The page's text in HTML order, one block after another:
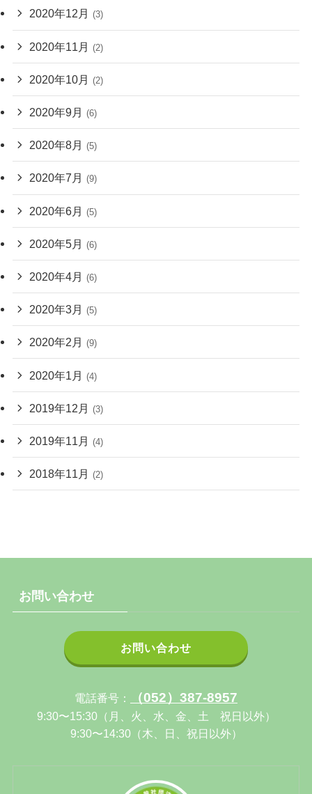
2020年12月 (3)
2020年11月 (2)
2020年10月 (2)
2020年9月 (6)
2020年8月 (5)
2020年7月 (9)
2020年6月 (5)
2020年5月 (6)
2020年4月 (6)
2020年3月 (5)
2020年2月 (9)
2020年1月 (4)
2019年12月 (3)
2019年11月 (4)
2018年11月 (2)
お問い合わせ
お問い合わせ
電話番号： （052）387-8957
9:30〜15:30（月、火、水、金、土 祝日以外）
9:30〜14:30（木、日、祝日以外）